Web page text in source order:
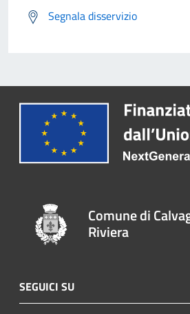
Segnala disservizio
Comune di
Riviera
SEGUICI SU